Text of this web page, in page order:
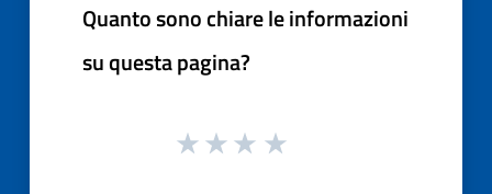
Quanto sono chiare le informazioni
su questa pagina?